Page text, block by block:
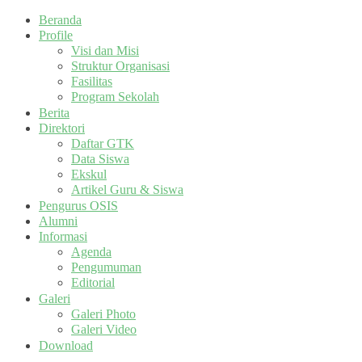
Beranda
Profile
Visi dan Misi
Struktur Organisasi
Fasilitas
Program Sekolah
Berita
Direktori
Daftar GTK
Data Siswa
Ekskul
Artikel Guru & Siswa
Pengurus OSIS
Alumni
Informasi
Agenda
Pengumuman
Editorial
Galeri
Galeri Photo
Galeri Video
Download